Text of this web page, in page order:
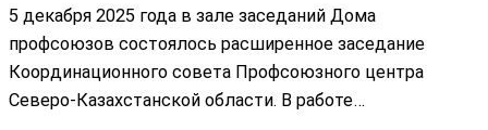
5 декабря 2025 года в зале заседаний Дома
профсоюзов состоялось расширенное заседание
Координационного совета Профсоюзного центра
Северо-Казахстанской области. В работе…